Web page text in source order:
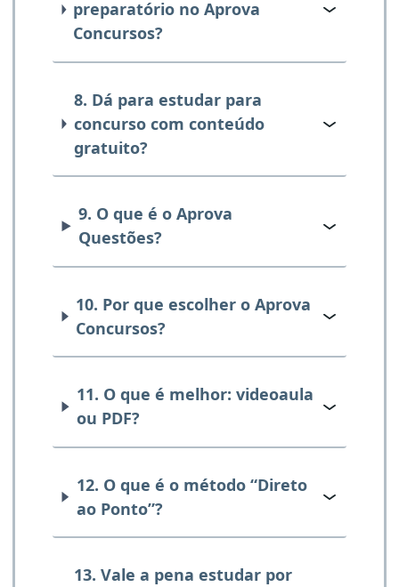
preparatório no Aprova
Concursos?
8. Dá para estudar para
concurso com conteúdo
gratuito?
9. O que é o Aprova
Questões?
10. Por que escolher o Aprova
Concursos?
11. O que é melhor: videoaula
ou PDF?
12. O que é o método “Direto
ao Ponto”?
13. Vale a pena estudar por